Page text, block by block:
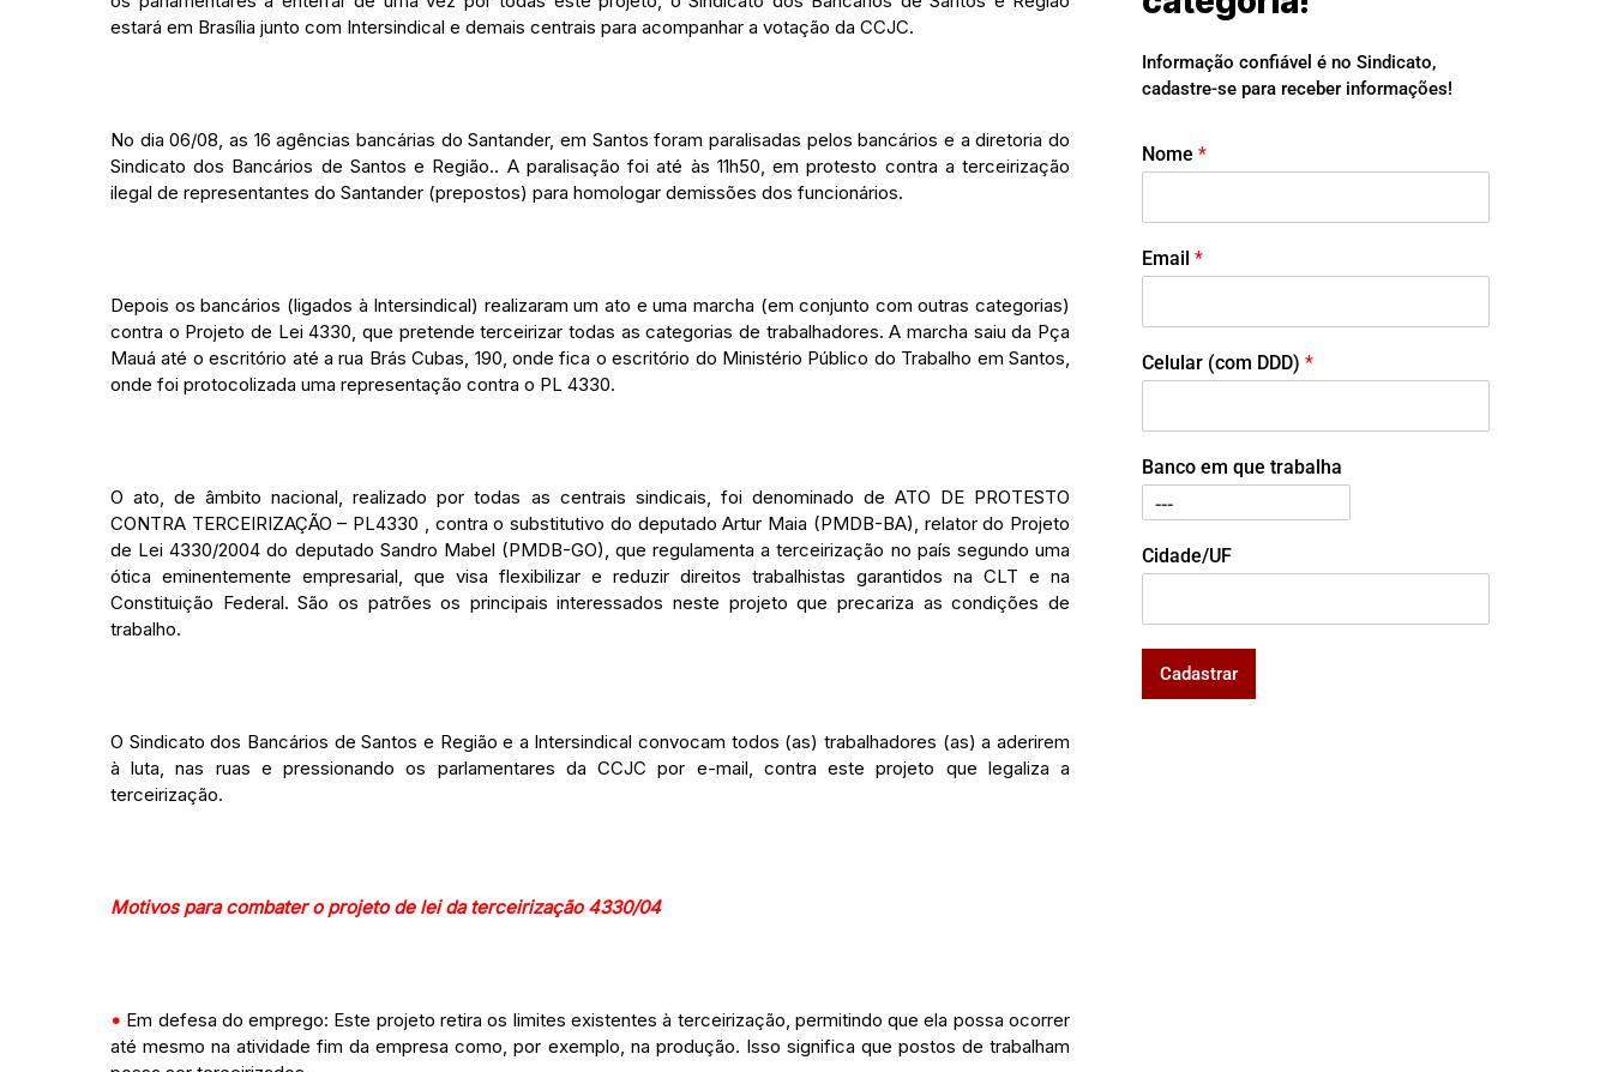
estará em Brasília junto com Intersindical e demais centrais para acompanhar a votação da CCJC.
No dia 06/08, as 16 agências bancárias do Santander, em Santos foram paralisadas pelos bancários e a diretoria do
Sindicato dos Bancários de Santos e Região.. A paralisação foi até às 11h50, em protesto contra a terceirização
ilegal de representantes do Santander (prepostos) para homologar demissões dos funcionários.
Depois os bancários (ligados à Intersindical) realizaram um ato e uma marcha (em conjunto com outras categorias)
contra o Projeto de Lei 4330, que pretende terceirizar todas as categorias de trabalhadores. A marcha saiu da Pça
Mauá até o escritório até a rua Brás Cubas, 190, onde fica o escritório do Ministério Público do Trabalho em Santos,
onde foi protocolizada uma representação contra o PL 4330.
O ato, de âmbito nacional, realizado por todas as centrais sindicais, foi denominado de ATO DE PROTESTO
CONTRA TERCEIRIZAÇÃO – PL4330 , contra o substitutivo do deputado Artur Maia (PMDB-BA), relator do Projeto
de Lei 4330/2004 do deputado Sandro Mabel (PMDB-GO), que regulamenta a terceirização no país segundo uma
ótica eminentemente empresarial, que visa flexibilizar e reduzir direitos trabalhistas garantidos na CLT e na
Constituição Federal. São os patrões os principais interessados neste projeto que precariza as condições de
trabalho.
O Sindicato dos Bancários de Santos e Região e a Intersindical convocam todos (as) trabalhadores (as) a aderirem
à luta, nas ruas e pressionando os parlamentares da CCJC por e-mail, contra este projeto que legaliza a
terceirização.
Motivos para combater o projeto de lei da terceirização 4330/04
• Em defesa do emprego: Este projeto retira os limites existentes à terceirização, permitindo que ela possa ocorrer
até mesmo na atividade fim da empresa como, por exemplo, na produção. Isso significa que postos de trabalham
Informação confiável é no Sindicato,
cadastre-se para receber informações!
Nome *
Email *
Celular (com DDD) *
Banco em que trabalha
Cidade/UF
Cadastrar